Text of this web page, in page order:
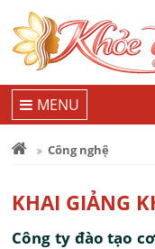
MENU
Công nghệ
KHAI GIẢNG
Công ty đào tạo